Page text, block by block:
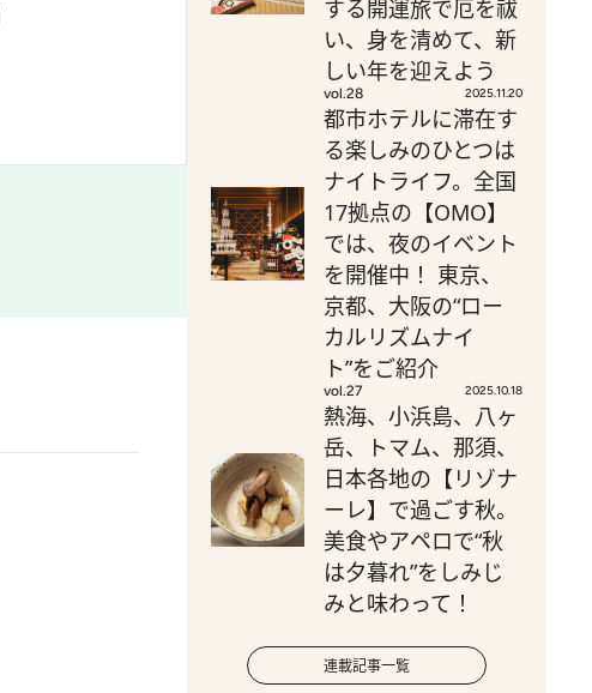
する開運旅で厄を祓
い、身を清めて、新
しい年を迎えよう
vol.28 2025.11.20
都市ホテルに滞在す
る楽しみのひとつは
ナイトライフ。全国
17拠点の【OMO】
では、夜のイベント
を開催中！ 東京、
京都、大阪の“ロー
カルリズムナイ
ト”をご紹介
vol.27 2025.10.18
熱海、小浜島、八ヶ
岳、トマム、那須、
日本各地の【リゾナ
ーレ】で過ごす秋。
美食やアペロで“秋
は夕暮れ”をしみじ
みと味わって！
連載記事一覧